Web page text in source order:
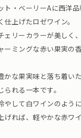
ト・ベーリーAに西洋
仕上げたロゼワイン。
ェリーカラーが美しく
ーミングな赤い果実の
かな果実味と落ち着い
られる一本です。
やして白ワインのよう
げれば、軽やかな赤ワ